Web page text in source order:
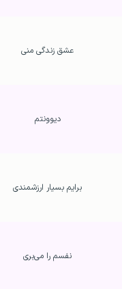
عشق زندگی منی
دیوونتم
برایم بسیار ارزشمندی
نفسم را می‌بری